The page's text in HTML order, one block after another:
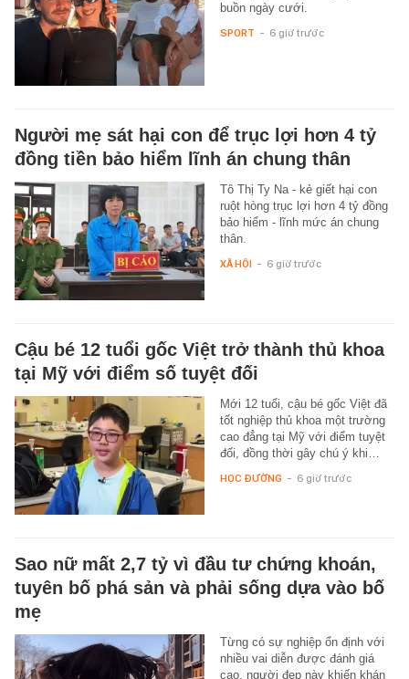
buồn ngày cưới.
SPORT - 6 giờ trước
Người mẹ sát hại con để trục lợi hơn 4 tỷ
đồng tiền bảo hiểm lĩnh án chung thân
Tô Thị Ty Na - kẻ giết hại con
ruột hòng trục lợi hơn 4 tỷ đồng
bảo hiểm - lĩnh mức án chung
thân.
XÃ HỘI - 6 giờ trước
Cậu bé 12 tuổi gốc Việt trở thành thủ khoa
tại Mỹ với điểm số tuyệt đối
Mới 12 tuổi, cậu bé gốc Việt đã
tốt nghiệp thủ khoa một trường
cao đẳng tại Mỹ với điểm tuyệt
đối, đồng thời gây chú ý khi…
HỌC ĐƯỜNG - 6 giờ trước
Sao nữ mất 2,7 tỷ vì đầu tư chứng khoán,
tuyên bố phá sản và phải sống dựa vào bố
mẹ
Từng có sự nghiệp ổn định với
nhiều vai diễn được đánh giá
cao, người đẹp này khiến khán